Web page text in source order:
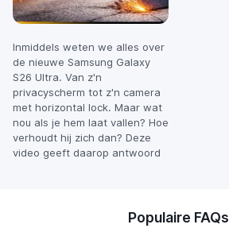
Inmiddels weten we alles over
de nieuwe Samsung Galaxy
S26 Ultra. Van z'n
privacyscherm tot z'n camera
met horizontal lock. Maar wat
nou als je hem laat vallen? Hoe
verhoudt hij zich dan? Deze
video geeft daarop antwoord
Populaire FAQs